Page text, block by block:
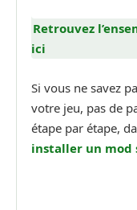
Retrouvez
ici
Si vous ne savez
votre jeu, pas de
étape par étape,
installer un mod